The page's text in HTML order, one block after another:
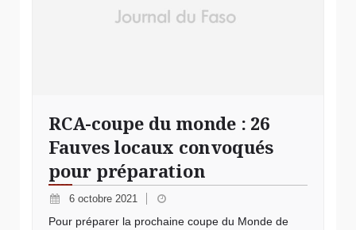
RCA-coupe du monde : 26
Fauves locaux convoqués
pour préparation
6 octobre 2021
Pour préparer la prochaine coupe du Monde de